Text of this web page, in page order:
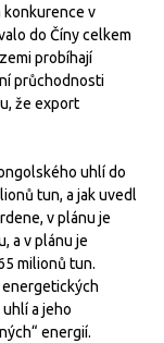
konkurence v
do Číny celkem
probíhají
průchodnosti
že export
uhlí do
tun, a jak uvedl
v plánu je
a v plánu je
milionů tun.
energetických
a jeho
energií.